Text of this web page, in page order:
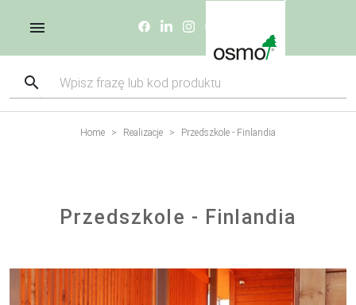
Home Realizacje Przedszkole - Finlandia
Przedszkole - Finlandia